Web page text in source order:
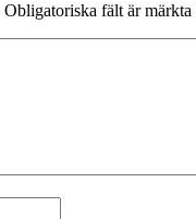
Obligatoriska fält är märkta